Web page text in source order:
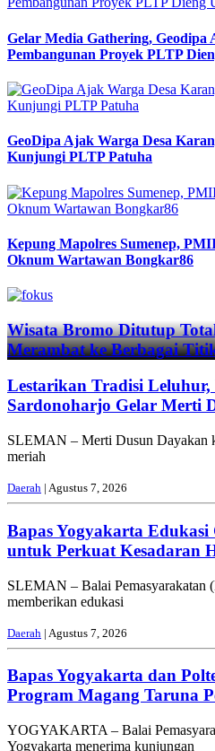
Gelar Media Gathering, Geodipa
Pembangunan Proyek PLTP
GeoDipa Ajak Warga Desa
Kunjungi PLTP Patuha
Kepung Mapolres Sumenep,
Oknum Wartawan Bongkar86
Previous
Next
Wisata Bromo Ditutup
Merambat ke Berbagai
Lestarikan Tradisi
Sardonoharjo Gelar Merti
SLEMAN – Merti Dusun Dayakan
meriah
Daerah | Agustus 7, 2026
Bapas Yogyakarta
untuk Perkuat Kesadaran
SLEMAN – Balai Pemasyarakatan
memberikan edukasi
Daerah | Agustus 7, 2026
Bapas Yogyakarta dan
Program Magang Taruna
YOGYAKARTA – Balai
Yogyakarta menerima kunjungan